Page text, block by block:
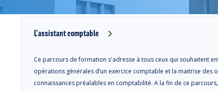
L'assistant comptable
Ce parcours de formation s'adresse à tous ceux qui souhaitent
opérations générales d’un exercice comptable et la maitrise
connaissances préalables en comptabilité. A la fin de ce